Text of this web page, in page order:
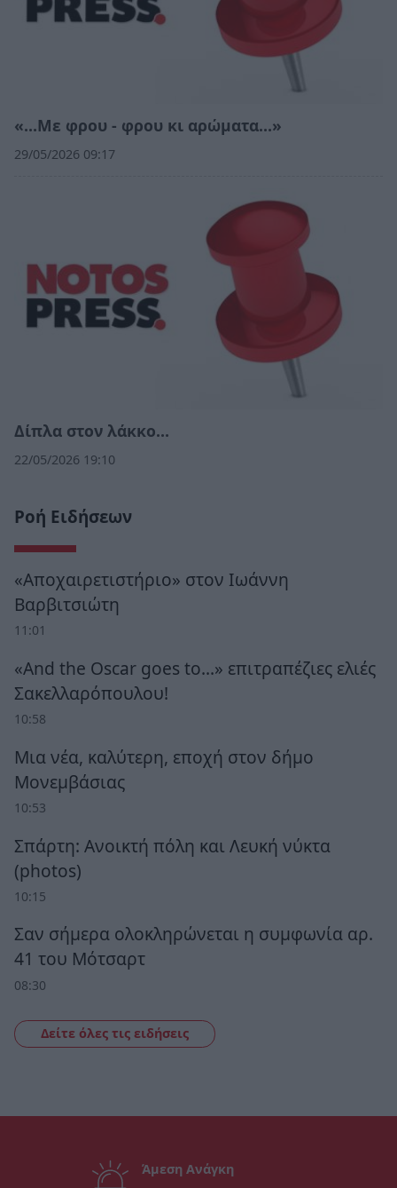
«…Με φρου - φρου κι αρώματα…»
29/05/2026 09:17
Δίπλα στον λάκκο…
22/05/2026 19:10
Ροή Ειδήσεων
«Αποχαιρετιστήριο» στον Ιωάννη
Βαρβιτσιώτη
11:01
«And the Oscar goes to...» επιτραπέζιες ελιές
Σακελλαρόπουλου!
10:58
Μια νέα, καλύτερη, εποχή στον δήμο
Μονεμβάσιας
10:53
Σπάρτη: Ανοικτή πόλη και Λευκή νύκτα
(photos)
10:15
Σαν σήμερα ολοκληρώνεται η συμφωνία αρ.
41 του Μότσαρτ
08:30
Δείτε όλες τις ειδήσεις
Άμεση Ανάγκη